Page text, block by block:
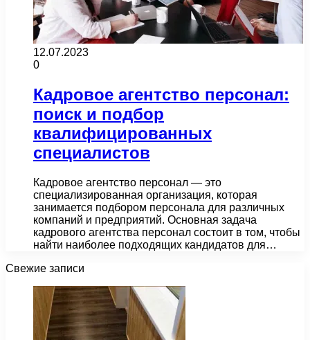
12.07.2023
0
Кадровое агентство персонал:
поиск и подбор
квалифицированных
специалистов
Кадровое агентство персонал — это
специализированная организация, которая
занимается подбором персонала для различных
компаний и предприятий. Основная задача
кадрового агентства персонал состоит в том, чтобы
найти наиболее подходящих кандидатов для…
Свежие записи